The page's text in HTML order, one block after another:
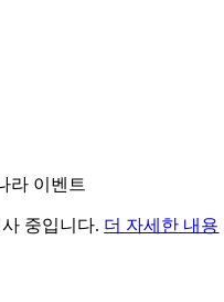
라 이벤트
중입니다. 더 자세한 내용